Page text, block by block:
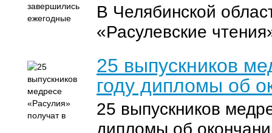
В Челябинской
«Расулевские
25 выпускников
году дипломы об
25 выпускников
дипломы об